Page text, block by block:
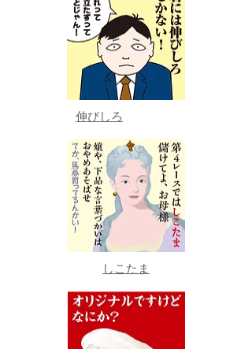
伸びしろ
しこたま